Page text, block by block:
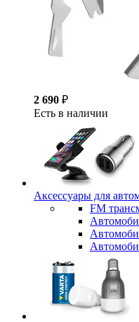
2 690 ₽
Есть в наличии
Аксессуары для
FM